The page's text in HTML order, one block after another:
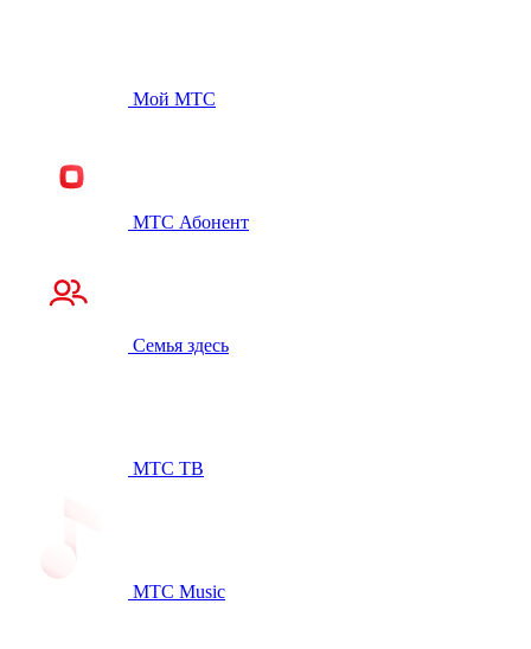
Мой МТС
МТС Абонент
Семья здесь
МТС ТВ
МТС Music